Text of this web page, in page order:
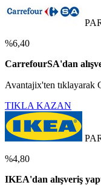
%6,40
CarrefourSA'dan
Avantajix'ten tıklayarak
TIKLA KAZAN
%4,80
IKEA'dan alışveriş